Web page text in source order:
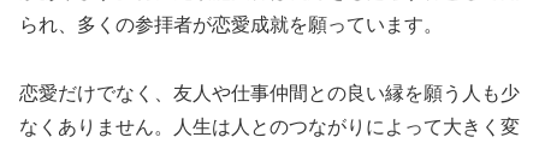
られ、多くの参拝者が恋愛成就を願っています。
恋愛だけでなく、友人や仕事仲間との良い縁を願う人も少
なくありません。人生は人とのつながりによって大きく変